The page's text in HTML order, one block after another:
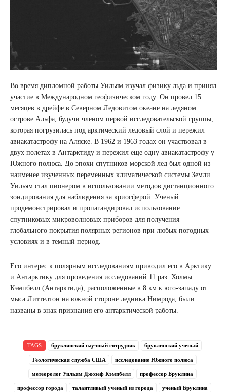
Во время дипломной работы Уильям изучал физику льда и принял
участие в Международном геофизическом году. Он провел 15
месяцев в дрейфе в Северном Ледовитом океане на ледяном
острове Альфа, будучи членом первой исследовательской группы,
которая погрузилась под арктический ледовый слой и пережил
авиакатастрофу на Аляске. В 1962 и 1963 годах он участвовал в
двух полетах в Антарктиду и пережил еще одну авиакатастрофу у
Южного полюса. До эпохи спутников морской лед был одной из
наименее изученных переменных климатической системы Земли.
Уильям стал пионером в использовании методов дистанционного
зондирования для наблюдения за криосферой. Ученый
продемонстрировал и пропагандировал использование
спутниковых микроволновых приборов для получения
глобального покрытия полярных регионов при любых погодных
условиях и в темный период.
Его интерес к полярным исследованиям приводил его в Арктику
и Антарктику для проведения исследований 11 раз. Холмы
Кэмпбелл (Антарктида), расположенные в 8 км к юго-западу от
мыса Литтелтон на южной стороне ледника Нимрода, были
названы в знак признания его антарктической работы.
TAGS бруклинский научный сотрудник бруклинский ученый
Геологическая служба США исследование Южного полюса
метеоролог Уильям Джозеф Кэмпбелл профессор Бруклина
профессор города талантливый ученый из города ученый Бруклина